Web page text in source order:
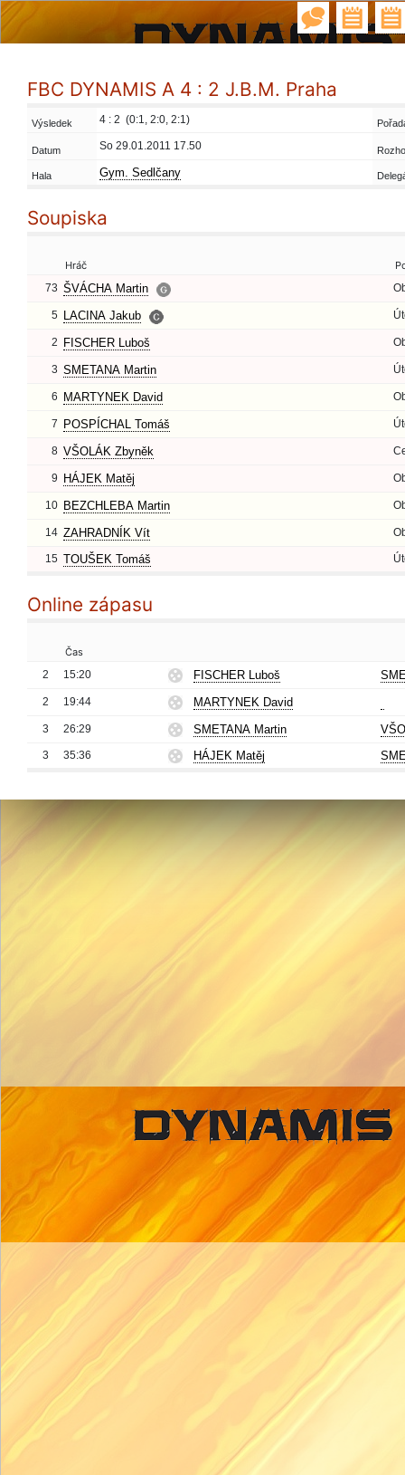
FBC DYNAMIS A 4 : 2 J.B.M. Praha
Výsledek 4 : 2 (0:1, 2:0, 2:1)
Datum So 29.01.2011 17.50
Hala Gym. Sedlčany
Soupiska
Hráč
73 ŠVÁCHA Martin
5 LACINA Jakub
2 FISCHER Luboš
3 SMETANA Martin
6 MARTYNEK David
7 POSPÍCHAL Tomáš
8 VŠOLÁK Zbyněk
9 HÁJEK Matěj
10 BEZCHLEBA Martin
14 ZAHRADNÍK Vít
15 TOUŠEK Tomáš
Online zápasu
Čas
2
15:20 FISCHER Luboš
2 19:44 MARTYNEK David
3 26:29 SMETANA Martin
3 35:36 HÁJEK Matěj